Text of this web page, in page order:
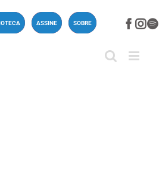
ASSINE SOBRE